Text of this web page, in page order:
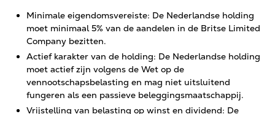
Minimale eigendomsvereiste: De Nederlandse holding
moet minimaal 5% van de aandelen in de Britse Limited
Company bezitten.
Actief karakter van de holding: De Nederlandse holding
moet actief zijn volgens de Wet op de
vennootschapsbelasting en mag niet uitsluitend
fungeren als een passieve beleggingsmaatschappij.
Vrijstelling van belasting op winst en dividend: De